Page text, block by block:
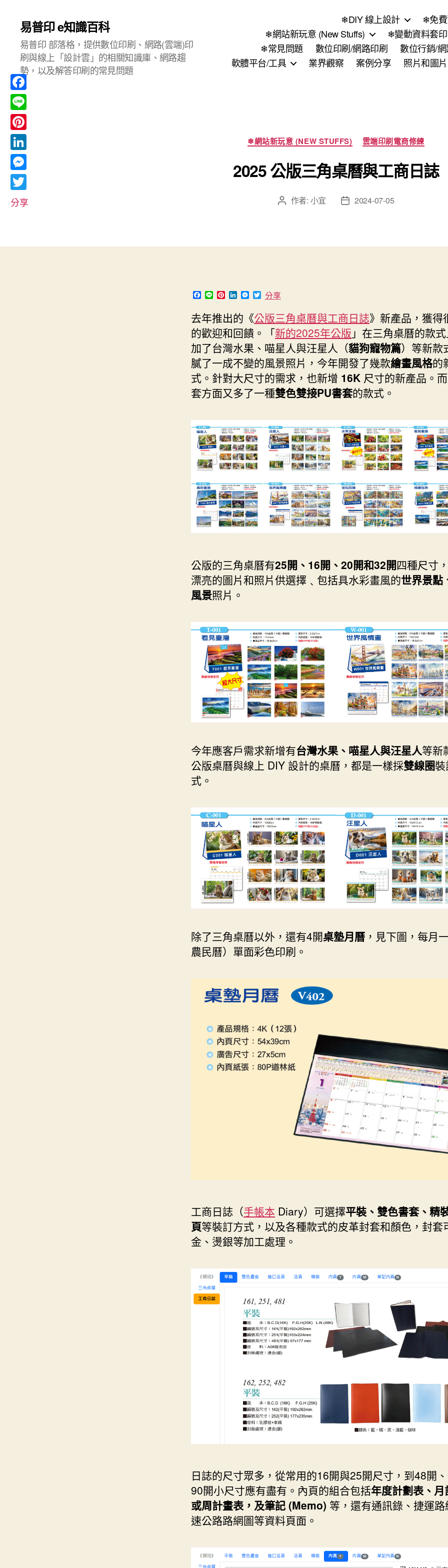
易普印 e知識百科
易普印 部落格，提供數位印刷、網路(雲端)印
刷與線上「設計雲」的相關知識庫、網路趨
勢，以及解答印刷的常見問題
❄DIY 線上設計
❄免
❄網站新玩意 (New Stuffs)
❄變動資料套
❄常見問題
數位印刷/網路印刷
數位行銷/
軟體平台/工具
業界觀察 案例分享 照片和圖
分
類
❄網站新玩意 (NEW STUFFS) 雲端印刷電商修練
2025 公版三角桌曆與工商日誌
文 作者: 小宜
文
日
2024-07-05
F
a
c
e
b
o
o
k
L
n
e
P
n
t
e
r
e
s
t
L
n
k
e
d
I
n
M
e
s
s
e
n
g
e
r
T
w
i
t
t
分享
去年推出的《公版三角桌曆與工商日誌》新產品，獲得
的歡迎和回饋。「新的2025年公版 」在三角桌曆的款
加了台灣水果、喵星人與汪星人（貓狗寵物篇）等新款
膩了一成不變的風景照片，今年開發了幾款繪畫風格的
式。針對大尺寸的需求，也新增 16K 尺寸的新產品。
套方面又多了一種雙色雙接PU書套的款式。
公版的三角桌曆有25開、16開、20開和32開四種尺寸
漂亮的圖片和照片供選擇﹑包括具水彩畫風的世界景點
風景照片。
今年應客戶需求新增有台灣水果、喵星人與汪星人等新
公版桌曆與線上 DIY 設計的桌曆，都是一樣採雙線圈
式。
除了三角桌曆以外，還有4開桌墊月曆 ，見下圖，每月
農民曆）單面彩色印刷。
工商日誌（手帳本 Diary）可選擇平裝、雙色書套、精
頁等裝訂方式，以及各種款式的皮革封套和顏色，封套
金、燙銀等加工處理。
日誌的尺寸眾多，從常用的16開與25開尺寸，到48開
90開小尺寸應有盡有。內頁的組合包括年度計劃表、月
或周計畫表，及筆記 (Memo) 等，還有通訊錄、捷運
速公路路網圖等資料頁面。
F
a
c
e
b
o
o
k
L
i
n
e
P
i
n
t
e
s
L
i
n
k
M
e
s
T
t
分享